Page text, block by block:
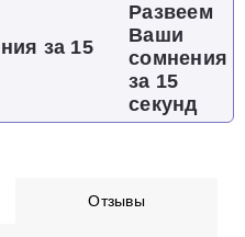
Развеем
Ваши
сомнения
за 15
секунд
Отзывы